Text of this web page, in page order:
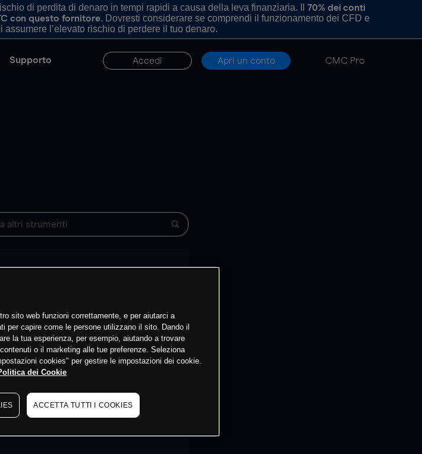
di perdita di denaro in tempi rapidi a causa della leva finanziaria. Il 70% dei conti
con questo fornitore. Dovresti considerare se comprendi il funzionamento dei CFD e
l’elevato rischio di perdere il tuo denaro.
Supporto Accedi Apri un conto CMC Pro
sito web funzioni correttamente, e per aiutarci a
per capire come le persone utilizzano il sito. Dando il
la tua esperienza, per esempio, aiutando a trovare
o il marketing alle tue preferenze. Seleziona
cookies" per gestire le impostazioni dei cookie.
dei Cookie
ACCETTA TUTTI I COOKIES